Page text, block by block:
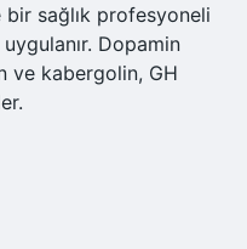
sağlık profesyoneli
Dopamin
ve kabergolin, GH